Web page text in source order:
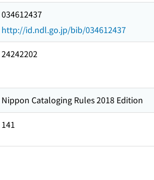
034612437
http://id.ndl.go.jp/bib/034612437
24242202
Nippon Cataloging Rules 2018 Edition
141